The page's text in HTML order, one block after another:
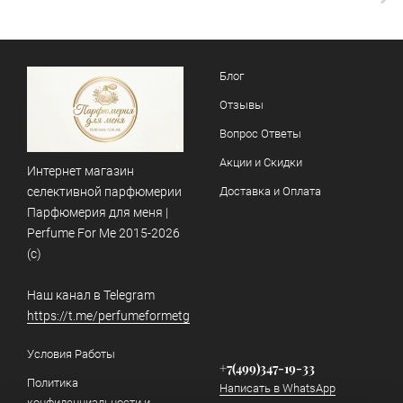
Интернет магазин
селективной парфюмерии
Парфюмерия для меня |
Perfume For Me 2015-2026
(c)
Наш канал в Telegram
https://t.me/perfumeformetg
Блог
Отзывы
Вопрос Ответы
Акции и Скидки
Доставка и Оплата
Условия Работы
Политика
+7(499)347-19-33
Написать в WhatsApp